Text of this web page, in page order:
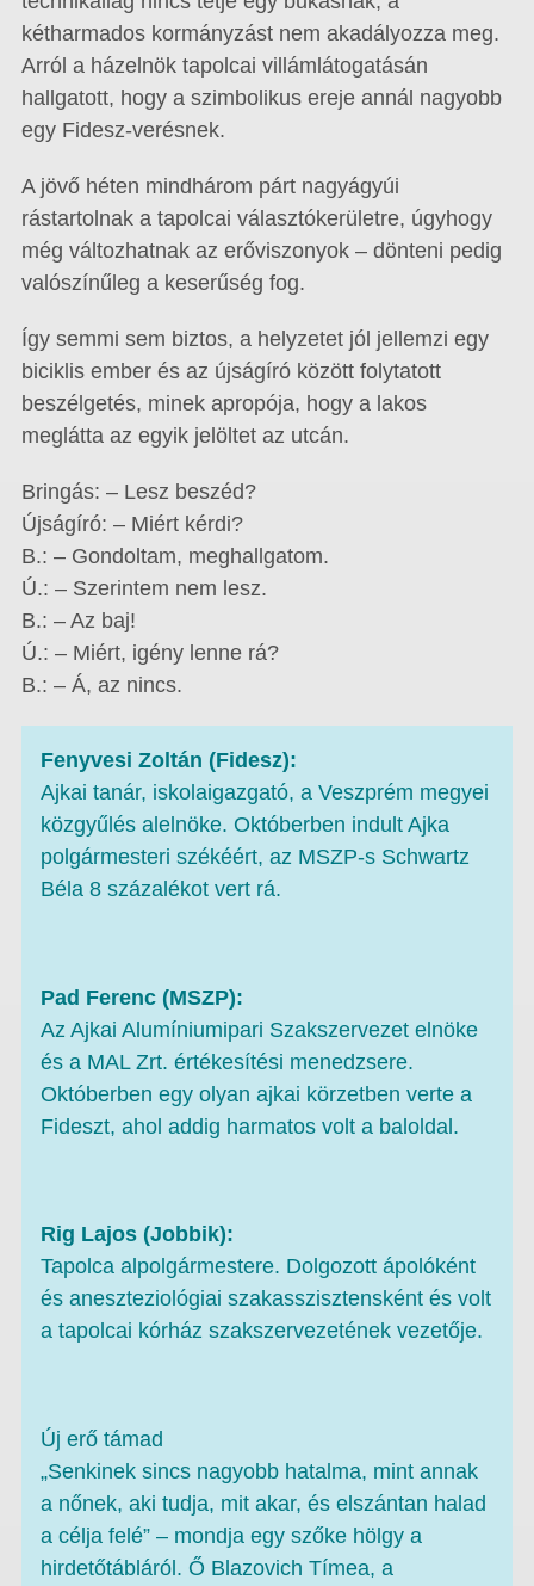
kétharmados kormányzást nem akadályozza meg.
Arról a házelnök tapolcai villámlátogatásán
hallgatott, hogy a szimbolikus ereje annál nagyobb
egy Fidesz-verésnek.
A jövő héten mindhárom párt nagyágyúi
rástartolnak a tapolcai választókerületre, úgyhogy
még változhatnak az erőviszonyok – dönteni pedig
valószínűleg a keserűség fog.
Így semmi sem biztos, a helyzetet jól jellemzi egy
biciklis ember és az újságíró között folytatott
beszélgetés, minek apropója, hogy a lakos
meglátta az egyik jelöltet az utcán.
Bringás: – Lesz beszéd?
Újságíró: – Miért kérdi?
B.: – Gondoltam, meghallgatom.
Ú.: – Szerintem nem lesz.
B.: – Az baj!
Ú.: – Miért, igény lenne rá?
B.: – Á, az nincs.
Fenyvesi Zoltán (Fidesz):
Ajkai tanár, iskolaigazgató, a Veszprém megyei
közgyűlés alelnöke. Októberben indult Ajka
polgármesteri székéért, az MSZP-s Schwartz
Béla 8 százalékot vert rá.
Pad Ferenc (MSZP):
Az Ajkai Alumíniumipari Szakszervezet elnöke
és a MAL Zrt. értékesítési menedzsere.
Októberben egy olyan ajkai körzetben verte a
Fideszt, ahol addig harmatos volt a baloldal.
Rig Lajos (Jobbik):
Tapolca alpolgármestere. Dolgozott ápolóként
és aneszteziológiai szakasszisztensként és volt
a tapolcai kórház szakszervezetének vezetője.
Új erő támad
„Senkinek sincs nagyobb hatalma, mint annak
a nőnek, aki tudja, mit akar, és elszántan halad
a célja felé” – mondja egy szőke hölgy a
hirdetőtábláról. Ő Blazovich Tímea, a